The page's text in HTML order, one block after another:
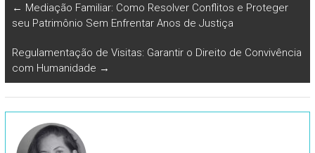
← Mediação Familiar: Como Resolver Conflitos e Proteger
seu Patrimônio Sem Enfrentar Anos de Justiça
Regulamentação de Visitas: Garantir o Direito de Convivência
com Humanidade →